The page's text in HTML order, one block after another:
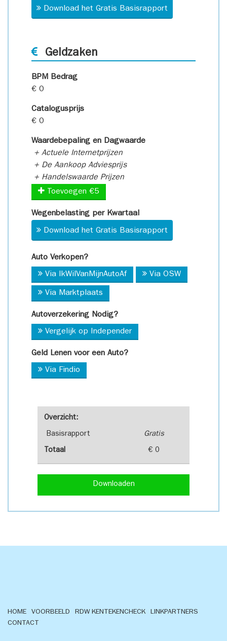
Overzicht:
Basisrapport Gratis
Totaal € 0
Downloaden
Download het Gratis Basisrapport
Geldzaken
BPM Bedrag
€ 0
Catalogusprijs
€ 0
Waardebepaling en Dagwaarde
+ Actuele Internetprijzen
+ De Aankoop Adviesprijs
+ Handelswaarde Prijzen
Toevoegen €5
Wegenbelasting per Kwartaal
Download het Gratis Basisrapport
Auto Verkopen?
Via IkWilVanMijnAutoAf Via OSW
Via Marktplaats
Autoverzekering Nodig?
Vergelijk op Independer
Geld Lenen voor een Auto?
Via Findio
HOME VOORBEELD RDW KENTEKENCHECK
LINKPARTNERS
CONTACT